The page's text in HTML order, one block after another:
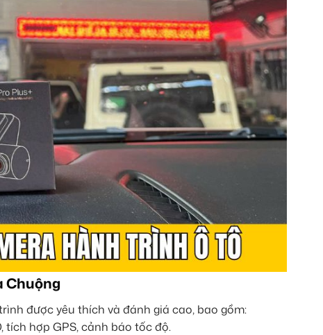
Chuộng
được yêu thích và đánh giá cao, bao gồm:
tích hợp GPS, cảnh báo tốc độ.